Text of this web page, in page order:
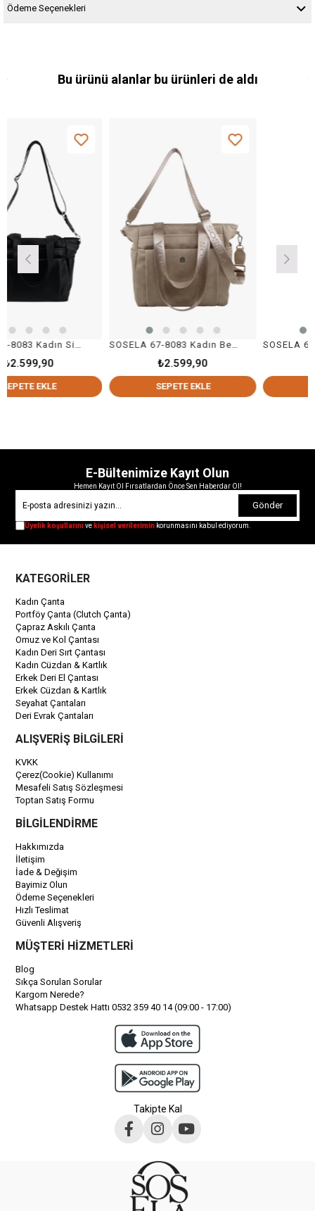
Ödeme Seçenekleri
Bu ürünü alanlar bu ürünleri de aldı
SOSELA 67-8083 Kadın Siyah Omuz Ve Kol Çanta SOSELA 67-8083 Kadın Bej Omuz Ve Kol Çanta
₺2.599,90
SEPETE EKLE SEPETE
E-Bültenimize Kayıt Olun
Hemen Kayıt Ol Fırsatlardan Önce Sen Haberdar Ol!
Gönder
Üyelik koşullarınıve kişisel verilerimin korunmasını kabul ediyorum.
KATEGORİLER
Kadın Çanta
Portföy Çanta (Clutch Çanta)
Çapraz Askılı Çanta
Omuz ve Kol Çantası
Kadın Deri Sırt Çantası
Kadın Cüzdan & Kartlık
Erkek Deri El Çantası
Erkek Cüzdan & Kartlık
Seyahat Çantaları
Deri Evrak Çantaları
ALIŞVERİŞ BİLGİLERİ
KVKK
Çerez(Cookie) Kullanımı
Mesafeli Satış Sözleşmesi
Toptan Satış Formu
BİLGİLENDİRME
Hakkımızda
İletişim
İade & Değişim
Bayimiz Olun
Ödeme Seçenekleri
Hızlı Teslimat
Güvenli Alışveriş
MÜŞTERİ HİZMETLERİ
Blog
Sıkça Sorulan Sorular
Kargom Nerede?
Whatsapp Destek Hattı 0532 359 40 14 (09:00 - 17:00)
Takipte Kal